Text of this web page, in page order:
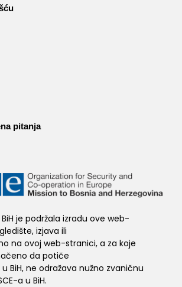
pitanja
je podržala izradu ove web-
izjava ili
na ovoj web-stranici, a za koje
da potiče
u BiH, ne odražava nužno zvaničnu
a u BiH.